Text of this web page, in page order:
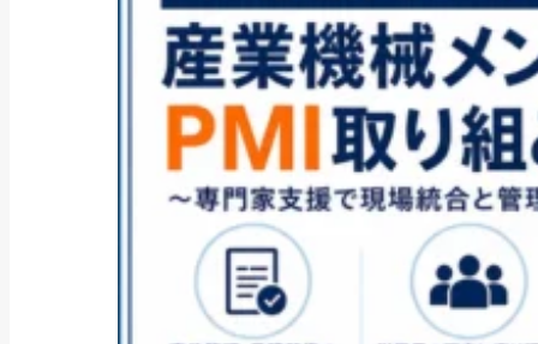
ファクタリング業者の選び方｜手
数料・審査・即日...
2026年8月3日